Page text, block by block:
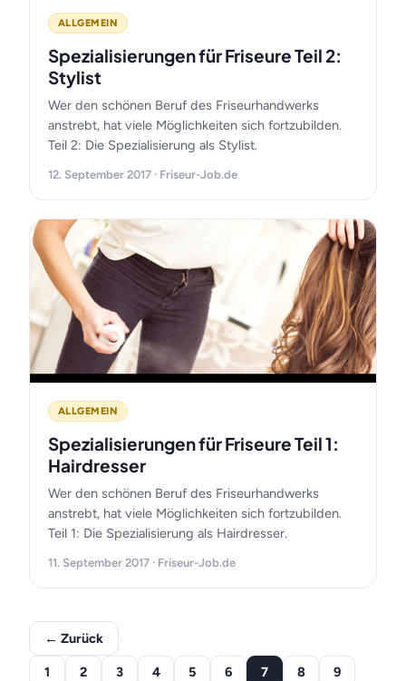
ALLGEMEIN
Spezialisierungen für Friseure Teil 2:
Stylist
Wer den schönen Beruf des Friseurhandwerks
anstrebt, hat viele Möglichkeiten sich fortzubilden.
Teil 2: Die Spezialisierung als Stylist.
12. September 2017 · Friseur-Job.de
ALLGEMEIN
Spezialisierungen für Friseure Teil 1:
Hairdresser
Wer den schönen Beruf des Friseurhandwerks
anstrebt, hat viele Möglichkeiten sich fortzubilden.
Teil 1: Die Spezialisierung als Hairdresser.
11. September 2017 · Friseur-Job.de
← Zurück
1 2 3 4 5 6 7 8
9